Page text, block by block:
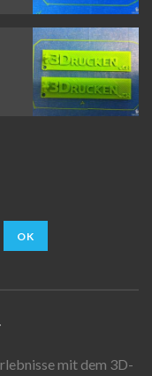
mit dem 3D-